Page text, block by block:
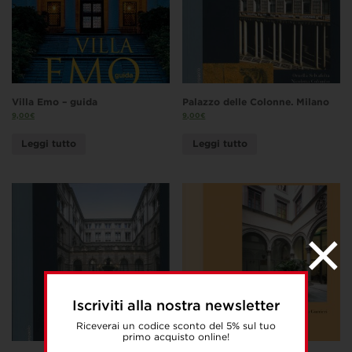
Iscriviti alla nostra newsletter
Riceverai un codice sconto del 5% sul tuo
primo acquisto online!
Villa Emo – guida
9,00€
Leggi tutto
Palazzo delle Colonne. Milano
9,00€
Leggi tutto